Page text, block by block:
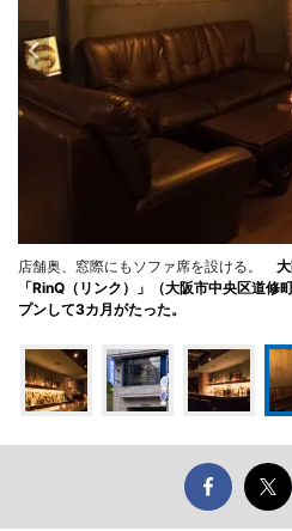
店舗奥、窓際にもソファ席を設ける。
「RinQ（リンク）」（大阪市中央区道
プンして3カ月がたった。